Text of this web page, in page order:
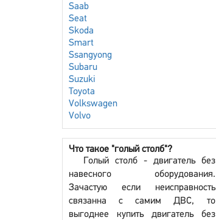
Saab
Seat
Skoda
Smart
Ssangyong
Subaru
Suzuki
Toyota
Volkswagen
Volvo
Что такое "голый столб"?
Голый столб - двигатель без
навесного оборудования.
Зачастую если неисправность
связанна с самим ДВС, то
выгоднее купить двигатель без